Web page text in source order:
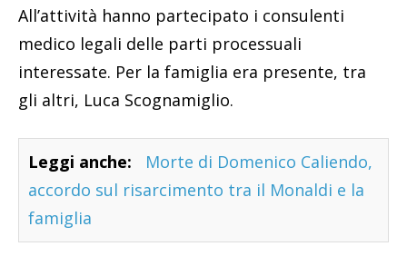
All’attività hanno partecipato i consulenti
medico legali delle parti processuali
interessate. Per la famiglia era presente, tra
gli altri, Luca Scognamiglio.
Leggi anche:
Morte di Domenico Caliendo,
accordo sul risarcimento tra il Monaldi e la
famiglia